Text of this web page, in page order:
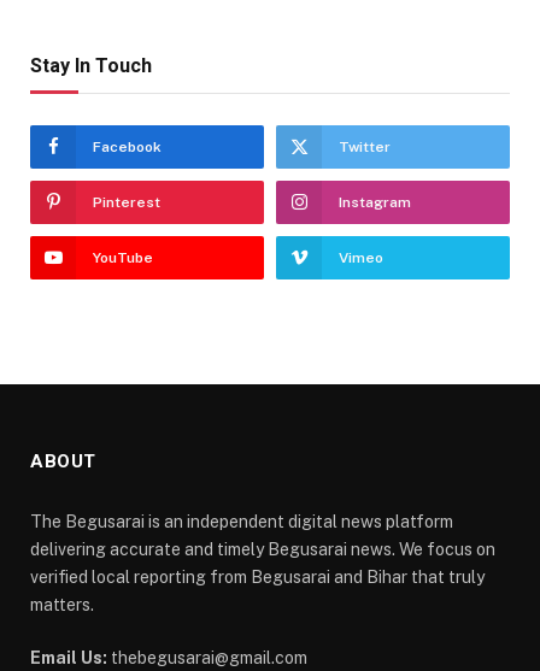
Stay In Touch
Facebook Twitter
Pinterest Instagram
YouTube Vimeo
ABOUT
The Begusarai is an independent digital news platform
delivering accurate and timely Begusarai news. We focus on
verified local reporting from Begusarai and Bihar that truly
matters.
Email Us: thebegusarai@gmail.com